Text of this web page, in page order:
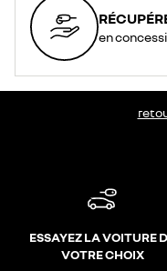
en
ESSAYEZ LA VOITURE
VOTRE CHOIX